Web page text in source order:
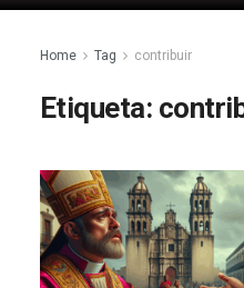
Home Tag contribuir
Etiqueta: